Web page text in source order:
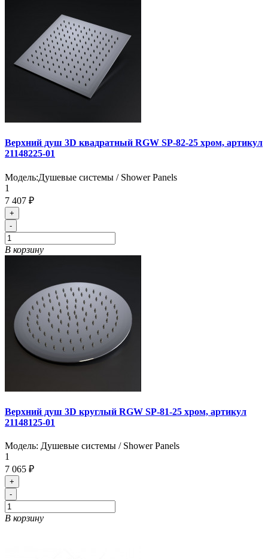
Верхний душ 3D квадратный RGW SP-82-25 хром, артикул
21148225-01
Модель:Душевые системы / Shower Panels
1
7 407 ₽
+
-
В корзину
Верхний душ 3D круглый RGW SP-81-25 хром, артикул
21148125-01
Модель: Душевые системы / Shower Panels
1
7 065 ₽
+
-
В корзину